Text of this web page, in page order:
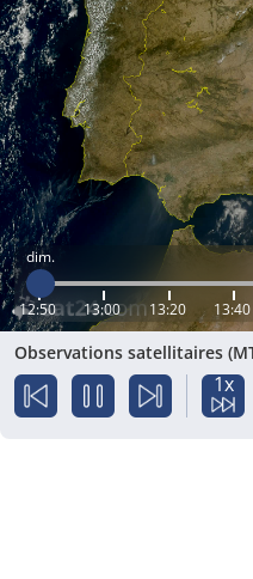
dim.
12:50 13:00 13:20 13:40
Observations satellitaires
1x